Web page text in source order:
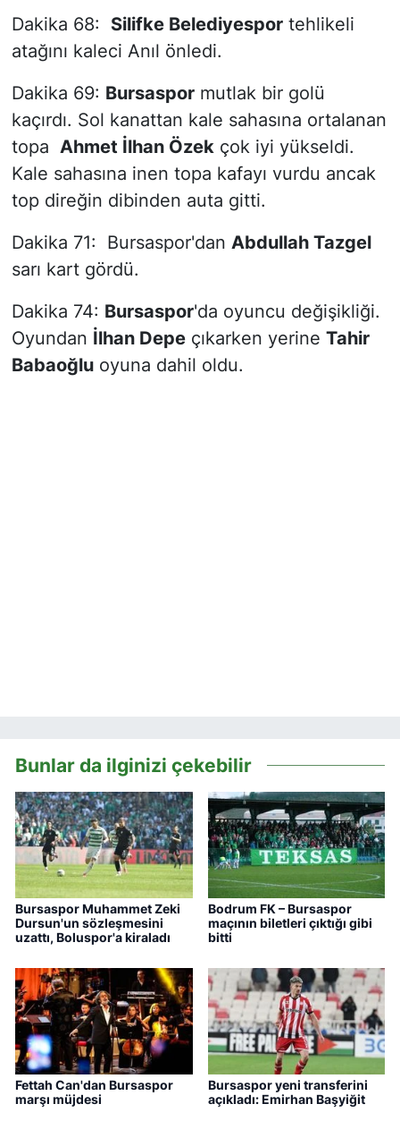
Dakika 68: Silifke Belediyesportehlikeli
atağını kaleci Anıl önledi.
Dakika 69: Bursaspormutlak bir golü
kaçırdı. Sol kanattan kale sahasına ortalanan
topa Ahmet İlhan Özek çok iyi yükseldi.
Kale sahasına inen topa kafayı vurdu ancak
top direğin dibinden auta gitti.
Dakika 71: Bursaspor'dan Abdullah Tazgel
sarı kart gördü.
Dakika 74: Bursaspor'da oyuncu değişikliği.
Oyundan İlhan Depeçıkarken yerine Tahir
Babaoğluoyuna dahil oldu.
Bunlar da ilginizi çekebilir
Bursaspor Muhammet Zeki
Dursun'un sözleşmesini
uzattı, Boluspor'a kiraladı
Bodrum FK – Bursaspor
maçının biletleri çıktığı gibi
bitti
Fettah Can'dan Bursaspor
marşı müjdesi
Bursaspor yeni transferini
açıkladı: Emirhan Başyiğit